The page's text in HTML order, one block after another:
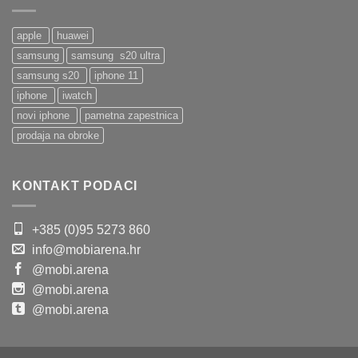
apple
huawei
samsung
samsung s20 ultra
samsung s20
iphone 11
iphone
iwatch
novi iphone
pametna zapestnica
prodaja na obroke
KONTAKT PODACI
+385 (0)95 5273 860
info@mobiarena.hr
@mobi.arena
@mobi.arena
@mobi.arena